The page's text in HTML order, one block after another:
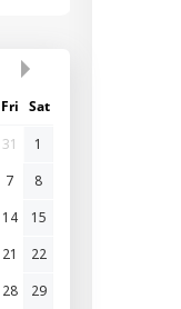
Fri Sat
31
1
7
8
14
15
21
22
28
29